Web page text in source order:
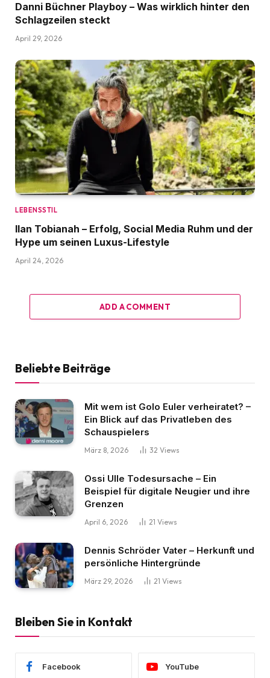
Danni Büchner Playboy – Was wirklich hinter den
Schlagzeilen steckt
April 29, 2026
LEBENSSTIL
Ilan Tobianah – Erfolg, Social Media Ruhm und der
Hype um seinen Luxus-Lifestyle
April 24, 2026
ADD A COMMENT
Beliebte Beiträge
Mit wem ist Golo Euler verheiratet? –
Ein Blick auf das Privatleben des
Schauspielers
März 8, 2026 32 Views
Ossi Ulle Todesursache – Ein
Beispiel für digitale Neugier und ihre
Grenzen
April 6, 2026 21 Views
Dennis Schröder Vater – Herkunft und
persönliche Hintergründe
März 29, 2026 21 Views
Bleiben Sie in Kontakt
Facebook YouTube